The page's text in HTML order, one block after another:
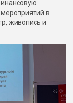
в
живопись и